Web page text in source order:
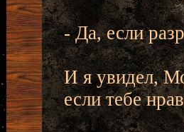
- Да, если
И я увидел,
если тебе